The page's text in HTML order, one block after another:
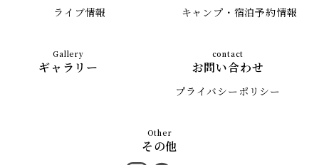
ライブ情報
キャンプ・宿泊予約情報
ギャラリー お問い合わせ
プライバシーポリシー
その他